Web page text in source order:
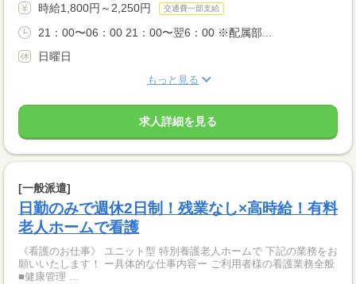
時給1,800円～2,250円 交通費一部支給
21：00〜06：00 21：00〜翌6：00 ※配属部...
日曜日
もっと見る
求人詳細を見る
[一般派遣]
日勤のみで週休2日制！残業なし×高時給！有料
老人ホームで看護
《看護のお仕事》 ユニット型 特別養護老人ホームで 下記の業務をお
願いいたします！ ー具体的な仕事内容ー ご利用者様の看護業務全般
■健康管理 ...